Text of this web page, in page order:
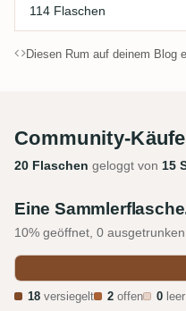
114 Flaschen
Diesen Rum auf deinem Blog
Community-Käufe
20 Flaschen geloggt von 15
Eine
10% geöffnet, 0
18 versiegelt 2 offen 0 leer